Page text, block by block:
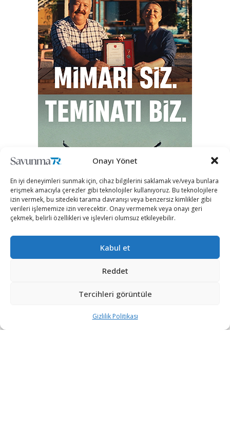
Onayı Yönet
En iyi deneyimleri sunmak için, cihaz bilgilerini saklamak ve/veya bunlara
erişmek amacıyla çerezler gibi teknolojiler kullanıyoruz. Bu teknolojilere
izin vermek, bu sitedeki tarama davranışı veya benzersiz kimlikler gibi
verileri işlememize izin verecektir. Onay vermemek veya onayı geri
çekmek, belirli özellikleri ve işlevleri olumsuz etkileyebilir.
Kabul et
Reddet
Tercihleri görüntüle
Gizlilik Politikası